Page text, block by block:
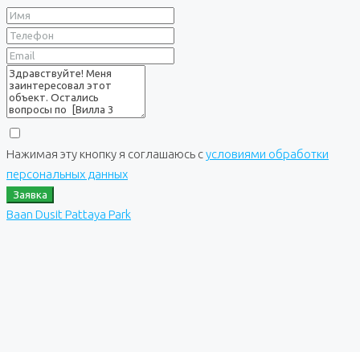
Нажимая эту кнопку я соглашаюсь сусловиями обработки
персональных данных
Заявка
Baan Dusit Pattaya Park